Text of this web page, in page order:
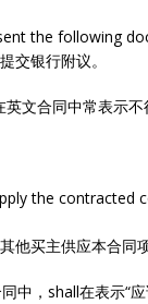
the following
交银行附议。
文合同中常表示不
the contracted
他买主供应本合同
中，shall在表示“